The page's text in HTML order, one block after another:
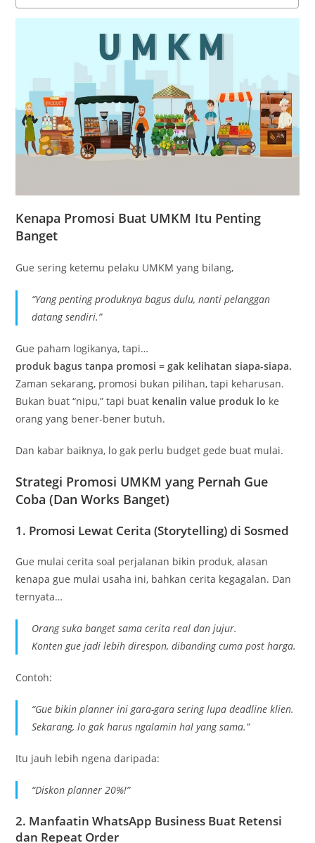
Kenapa Promosi Buat UMKM Itu Penting
Banget
Gue sering ketemu pelaku UMKM yang bilang,
“Yang penting produknya bagus dulu, nanti pelanggan
datang sendiri.”
Gue paham logikanya, tapi…
produk bagus tanpa promosi = gak kelihatan siapa-siapa.
Zaman sekarang, promosi bukan pilihan, tapi keharusan.
Bukan buat “nipu,” tapi buat kenalin value produk lo ke
orang yang bener-bener butuh.
Dan kabar baiknya, lo gak perlu budget gede buat mulai.
Strategi Promosi UMKM yang Pernah Gue
Coba (Dan Works Banget)
1. Promosi Lewat Cerita (Storytelling) di Sosmed
Gue mulai cerita soal perjalanan bikin produk, alasan
kenapa gue mulai usaha ini, bahkan cerita kegagalan. Dan
ternyata…
Orang suka banget sama cerita real dan jujur.
Konten gue jadi lebih direspon, dibanding cuma post harga.
Contoh:
“Gue bikin planner ini gara-gara sering lupa deadline klien.
Sekarang, lo gak harus ngalamin hal yang sama.”
Itu jauh lebih ngena daripada:
“Diskon planner 20%!”
2. Manfaatin WhatsApp Business Buat Retensi
dan Repeat Order